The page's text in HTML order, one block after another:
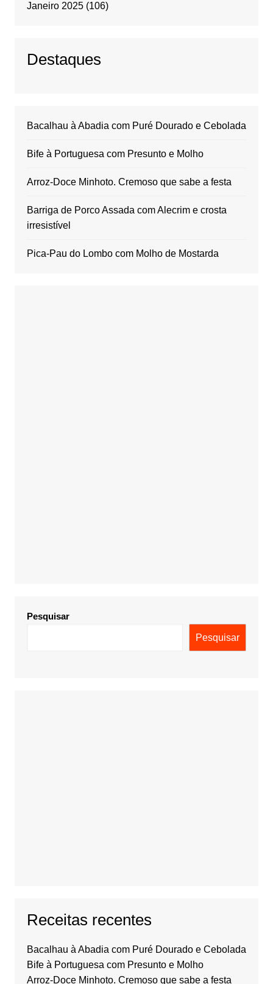
Janeiro 2025(106)
Destaques
Bacalhau à Abadia com Puré Dourado e Cebolada
Bife à Portuguesa com Presunto e Molho
Arroz-Doce Minhoto. Cremoso que sabe a festa
Barriga de Porco Assada com Alecrim e crosta
irresistível
Pica-Pau do Lombo com Molho de Mostarda
Pesquisar
Pesquisar
Receitas recentes
Bacalhau à Abadia com Puré Dourado e Cebolada
Bife à Portuguesa com Presunto e Molho
Arroz-Doce Minhoto. Cremoso que sabe a festa